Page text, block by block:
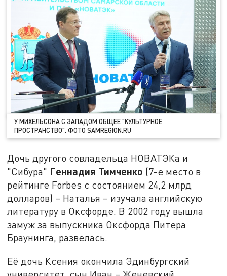
У МИХЕЛЬСОНА С ЗАПАДОМ ОБЩЕЕ "КУЛЬТУРНОЕ
ПРОСТРАНСТВО". ФОТО SAMREGION.RU
Дочь другого совладельца НОВАТЭКа и
"Сибура" Геннадия Тимченко (7-е место в
рейтинге Forbes с состоянием 24,2 млрд
долларов) – Наталья – изучала английскую
литературу в Оксфорде. В 2002 году вышла
замуж за выпускника Оксфорда Питера
Браунинга, развелась.
Её дочь Ксения окончила Эдинбургский